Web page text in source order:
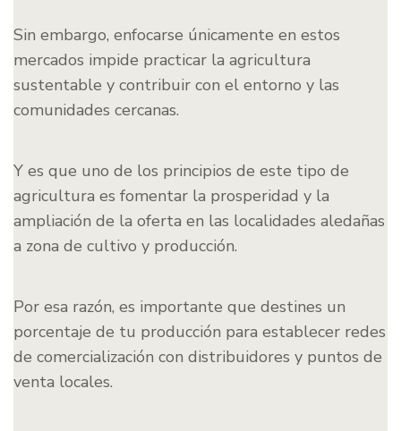
Sin embargo, enfocarse únicamente en estos
mercados impide practicar la agricultura
sustentable y contribuir con el entorno y las
comunidades cercanas.
Y es que uno de los principios de este tipo de
agricultura es fomentar la prosperidad y la
ampliación de la oferta en las localidades aledañas
a zona de cultivo y producción.
Por esa razón, es importante que destines un
porcentaje de tu producción para establecer redes
de comercialización con distribuidores y puntos de
venta locales.